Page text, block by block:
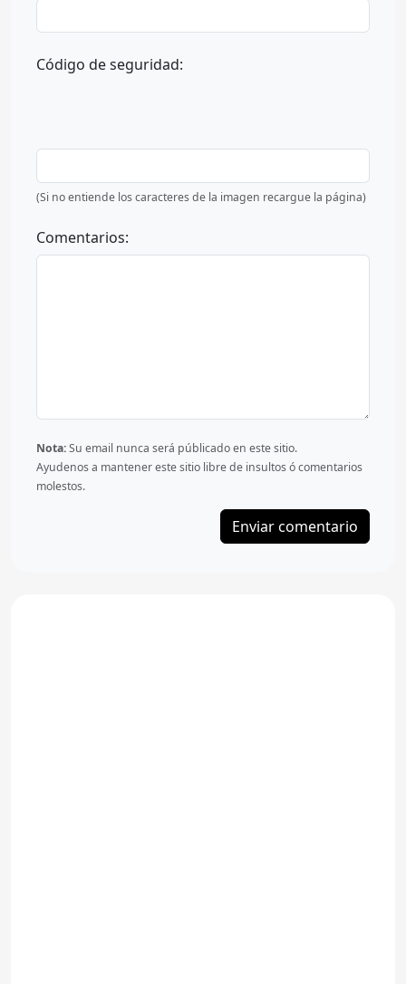
Código de seguridad:
(Si no entiende los caracteres de la imagen recargue la página)
Comentarios:
Nota:Su email nunca será públicado en este sitio.
Ayudenos a mantener este sitio libre de insultos ó comentarios
molestos.
Enviar comentario